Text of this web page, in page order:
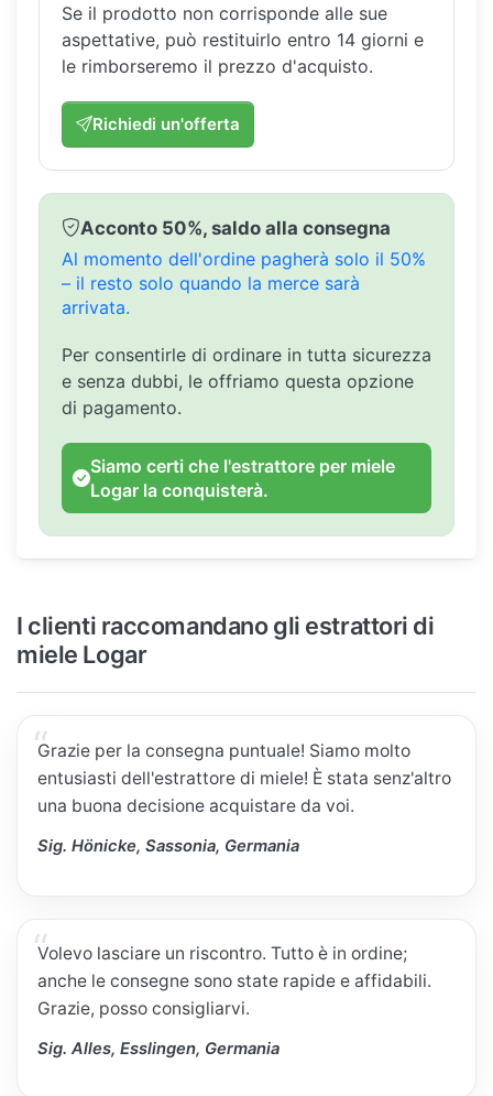
Se il prodotto non corrisponde alle sue
aspettative, può restituirlo entro 14 giorni e
le rimborseremo il prezzo d'acquisto.
Richiedi un'offerta
Acconto 50%, saldo alla consegna
Al momento dell'ordine pagherà solo il 50%
– il resto solo quando la merce sarà
arrivata.
Per consentirle di ordinare in tutta sicurezza
e senza dubbi, le offriamo questa opzione
di pagamento.
Siamo certi che l'estrattore per miele
Logar la conquisterà.
I clienti raccomandano gli estrattori di
miele Logar
Grazie per la consegna puntuale! Siamo molto
entusiasti dell'estrattore di miele! È stata senz'altro
una buona decisione acquistare da voi.
Sig. Hönicke, Sassonia, Germania
Volevo lasciare un riscontro. Tutto è in ordine;
anche le consegne sono state rapide e affidabili.
Grazie, posso consigliarvi.
Sig. Alles, Esslingen, Germania